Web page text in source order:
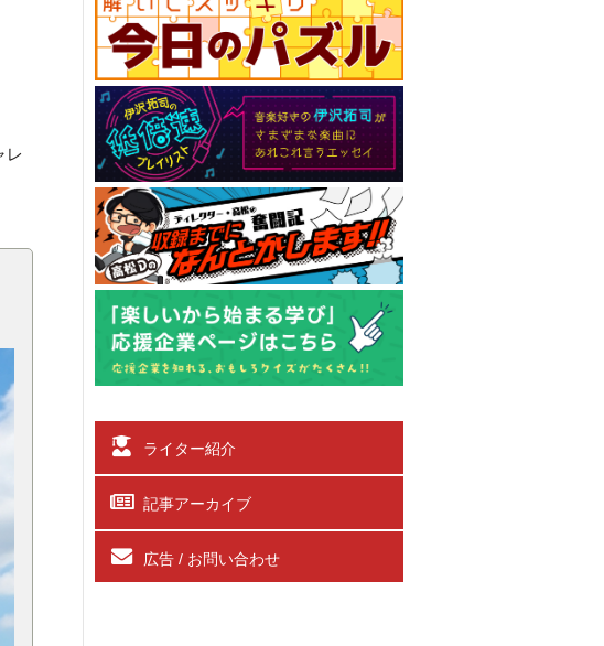
レ
ライター紹介
記事アーカイブ
広告 / お問い合わせ